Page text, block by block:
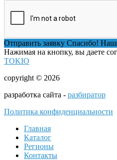
Отправить заявку Спасибо!
Нажимая на кнопку, вы даете
TOKIO
copyright © 2026
разработка сайта - разбиратор
Политика конфиденциальности
Главная
Каталог
Регионы
Контакты